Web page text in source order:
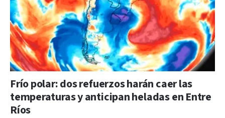
Frío polar: dos refuerzos harán caer las
temperaturas y anticipan heladas en Entre
Ríos